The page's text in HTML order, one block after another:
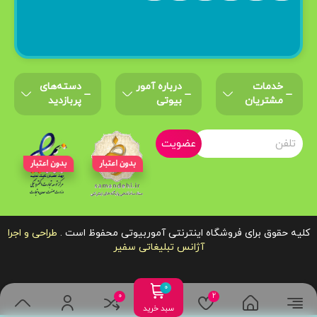
خدمات
مشتریان
درباره‌ آمور
بیوتی
دسته‌های
پربازدید
عضویت
کلیه حقوق برای فروشگاه اینترنتی آموربیوتی محفوظ است . طراحی و اجرا
آژانس تبلیغاتی سفیر
سبد خرید